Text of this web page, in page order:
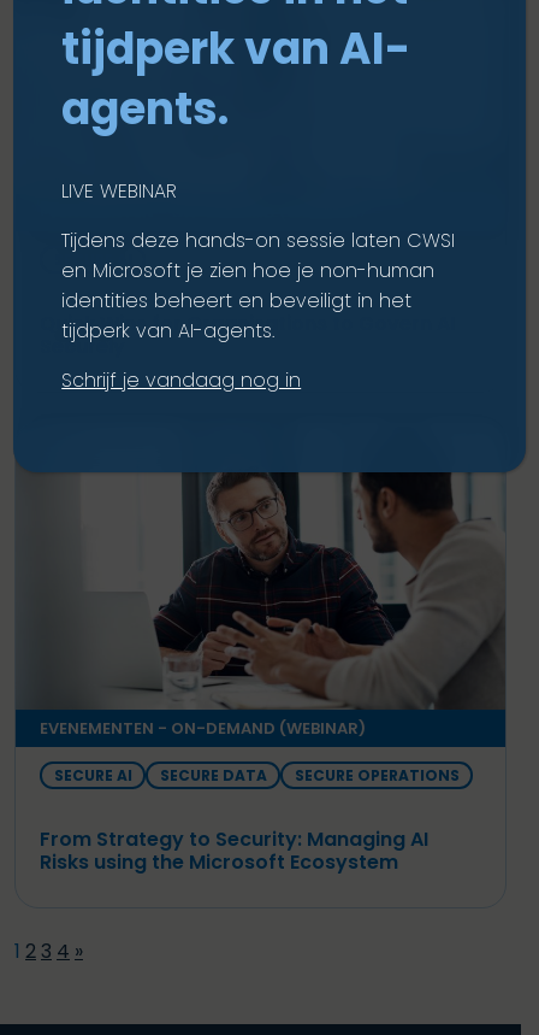
SECURE AI
Quick Wins for Organisations to Govern AI
Securely
EVENEMENTEN - ON-DEMAND (WEBINAR)
SECURE AI SECURE DATA SECURE OPERATIONS
From Strategy to Security: Managing AI
Risks using the Microsoft Ecosystem
1 2 3 4 »
tijdperk van AI-
agents.
LIVE WEBINAR
Tijdens deze hands-on sessie laten CWSI
en Microsoft je zien hoe je non-human
identities beheert en beveiligt in het
tijdperk van AI-agents.
Schrijf je vandaag nog in